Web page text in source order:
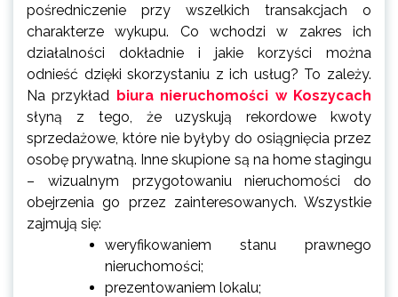
pośredniczenie przy wszelkich transakcjach o
charakterze wykupu. Co wchodzi w zakres ich
działalności dokładnie i jakie korzyści można
odnieść dzięki skorzystaniu z ich usług? To zależy.
Na przykład biura nieruchomości w Koszycach
słyną z tego, że uzyskują rekordowe kwoty
sprzedażowe, które nie byłyby do osiągnięcia przez
osobę prywatną. Inne skupione są na home stagingu
– wizualnym przygotowaniu nieruchomości do
obejrzenia go przez zainteresowanych. Wszystkie
zajmują się:
weryfikowaniem stanu prawnego
nieruchomości;
prezentowaniem lokalu;